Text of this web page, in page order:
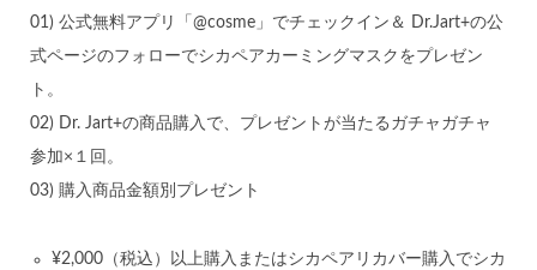
01) 公式無料アプリ「@cosme」でチェックイン＆ Dr.Jart+の公
式ページのフォローでシカペアカーミングマスクをプレゼン
ト。
02) Dr. Jart+の商品購入で、プレゼントが当たるガチャガチャ
参加×１回。
03) 購入商品金額別プレゼント
¥2,000（税込）以上購入またはシカペアリカバー購入でシカ